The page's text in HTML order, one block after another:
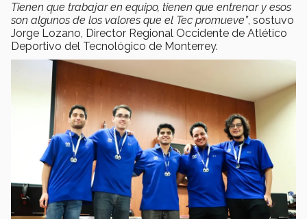
Tienen que trabajar en equipo, tienen que entrenar y esos
son algunos de los valores que el Tec promueve”, sostuvo
Jorge Lozano, Director Regional Occidente de Atlético
Deportivo del Tecnológico de Monterrey.